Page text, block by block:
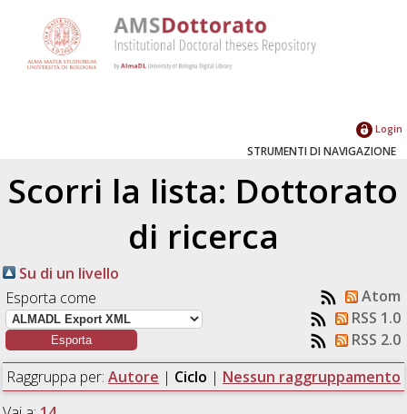
Login
STRUMENTI DI NAVIGAZIONE
Scorri la lista: Dottorato
di ricerca
Su di un livello
Esporta come
Atom
RSS 1.0
RSS 2.0
Raggruppa per: Autore | Ciclo | Nessun raggruppamento